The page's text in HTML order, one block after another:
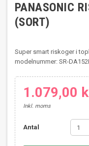
PANASONIC
(SORT)
Super smart riskoger i
modelnummer: SR-
1.079,00
Inkl. moms
Antal